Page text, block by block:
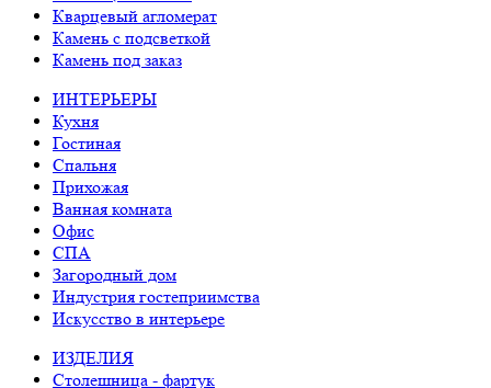
Кварцевый агломерат
Камень с подсветкой
Камень под заказ
ИНТЕРЬЕРЫ
Кухня
Гостиная
Спальня
Прихожая
Ванная комната
Офис
СПА
Загородный дом
Индустрия гостеприимства
Искусство в интерьере
ИЗДЕЛИЯ
Столешница - фартук